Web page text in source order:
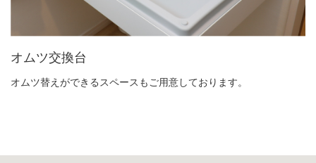
オムツ交換台
オムツ替えができるスペースもご用意しております。